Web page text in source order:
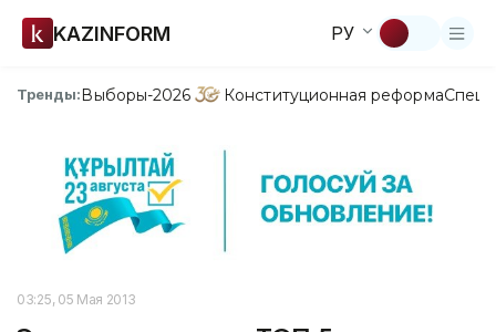
KAZINFORM РУ
Тренды:Выборы-2026 Конституционная реформа
03:25, 05 Мая 2013